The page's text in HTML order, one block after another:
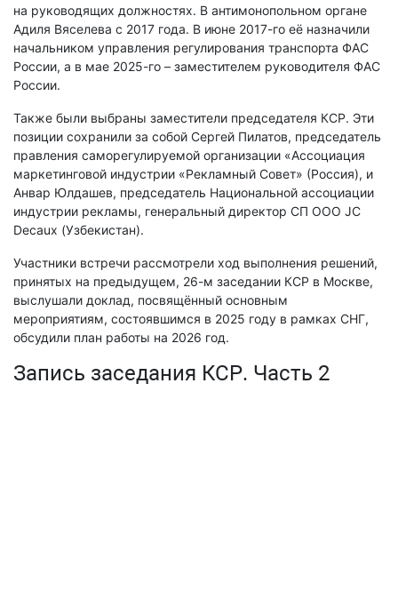
на руководящих должностях. В антимонопольном органе
Адиля Вяселева с 2017 года. В июне 2017-го её назначили
начальником управления регулирования транспорта ФАС
России, а в мае 2025-го – заместителем руководителя ФАС
России.
Также были выбраны заместители председателя КСР. Эти
позиции сохранили за собой Сергей Пилатов, председатель
правления саморегулируемой организации «Ассоциация
маркетинговой индустрии «Рекламный Совет» (Россия), и
Анвар Юлдашев, председатель Национальной ассоциации
индустрии рекламы, генеральный директор СП ООО JC
Decaux (Узбекистан).
Участники встречи рассмотрели ход выполнения решений,
принятых на предыдущем, 26-м заседании КСР в Москве,
выслушали доклад, посвящённый основным
мероприятиям, состоявшимся в 2025 году в рамках СНГ,
обсудили план работы на 2026 год.
Запись заседания КСР. Часть 2